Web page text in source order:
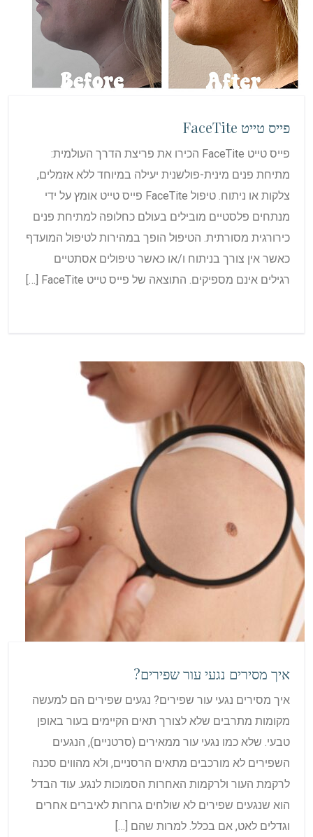
פייס טייט FaceTite
פייס טייט FaceTite הכירו את פריצת הדרך העולמית:
מתיחת פנים מינית-פולשנית יעילה במיוחד ללא אזמלים,
צלקות או ניתוח. טיפול FaceTite פייס טייט אומץ על ידי
מנתחים פלסטיים מובילים בעולם כחלופה למתיחת פנים
כירורגית מסורתית. הטיפול הופך במהירות לטיפול המועדף
כאשר אין צורך בניתוח ו/או כאשר טיפולים אסתטיים
רגילים אינם מספיקים. התוצאה של פייס טייט FaceTite […]
איך מסירים נגעי עור שפירים?
איך מסירים נגעי עור שפירים? נגעים שפירים הם למעשה
מקומות מתרבים שלא לצורך תאים הקיימים בעור באופן
טבעי. שלא כמו נגעי עור ממאירים (סרטניים), הנגעים
השפירים לא מורכבים מתאים הרסניים, ולא מהווים סכנה
לרקמת העור ולרקמות האחרות הסמוכות לנגע. עוד הבדל
הוא שנגעים שפירים לא שולחים גרורות לאיברים אחרים
וגדלים לאט, אם בכלל. למרות שהם […]